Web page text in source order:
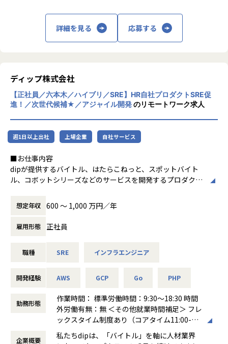
・資格取得、研修費⽤補助などコンサルタントとしてのスキ
・社内勉強会を実施し、最新の知識やトレンドを学び、共有
する場を提供
※採用した職種でご勤務いただきますが、ご本人のご希望な
どを踏まえて
職種や業務が変更になることはあるかとおもいます。
【業務の変更の範囲】
会社の定める業務
※ピープルマネジメント、スクラムマスターなどは専門のメ
ンバーがいるため業務には含まれません。
えられます
・マルチプロダクトを展開し、複数フェーズのプロダクトを
有しています。
・そのため新規プロダクトの立ち上げとグロースの両方に関
われるチャンスがあります。
→ 事業を成長させるための様々な課題に挑戦できる環境のた
め成長曲線が急上昇します。
▼toB & toCプロダクトの両方を同時に経験できます
・求人メディアのtoCプロダクトと、企業向けのSaaS型toB
プロダクトの両面で「プロダクトマーケットフィット（PM
→ 顧客（クライアント）視点とユーザー視点の両方を持つプ
社会的インパクトを与えるプロダクトを牽引する経験がで
→「自分の仕事がユーザーの人生を変える」という実感が得
▼ダイナミックなプロダクト開発に参加し、手触り感を得ら
献していきます。
詳細を見る 応募する
ディップ株式会社
【正社員／六本木／ハイブリ／SRE】HR自社プロダクトSRE促
進！／次世代候補★／アジャイル開発のリモートワーク求人
週1日以上出社 上場企業 自社サービス
■お仕事内容
dipが提供するバイトル、はたらこねっと、スポットバイト
ル、コボットシリーズなどのサービスを開発するプロダクト
プロダクト開発チームが継続的に価値を提供し続けられるよ
うに、インフラや共通的な基盤、サービスなどの開発と運用
をお任せします。
高い社会的価値および経済的価値の創出に向けて、
題を解決する「ソリューション営業」へと進化しています。
この変革の中で、dipが有する多様なサービスを成長させ、
ユーザーおよび顧客の体験価値を向上させることで、
ビジネスのスコープを拡大し、顧客への提供価値をさらに高
想定年収 600 〜 1,000 万円／年
雇用形態 正社員
職種 SRE インフラエンジニア
開発経験 AWS GCP Go PHP
勤務形態
作業時間： 標準労働時間：9:30～18:30 時間
外労働有無：無 ＜その他就業時間補足＞ フレ
ックスタイム制度あり（コアタイム11:00-15:
00、フレキシブルタイムなし）
働き方：フレックス制（コアタイムあり）
企業概要
私たちdipは、「バイトル」を軸に人材業界